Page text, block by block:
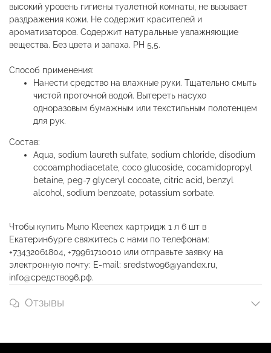
высокий уровень гигиены туалетной комнаты, не вызывает
раздражения кожи. Не содержит красителей и
ароматизаторов. Содержит натуральные увлажняющие
вещества. Без цвета и запаха. PH 5,5.
Способ применения:
Нанести средство на влажные руки. Тщательно смыть
чистой проточной водой. Вытереть насухо
одноразовым бумажным или текстильным полотенцем
для рук.
Состав:
Aqua, sodium laureth sulfate, sodium chloride, disodium
cocoamphodiacetate, coco glucoside, cocamidopropyl
betaine, peg-7 glyceryl cocoate, citric acid, benzyl
alcohol, sodium benzoate, potassium sorbate.
Чтобы купить Мыло Kleenex картридж 1 л 6 шт в
Екатеринбурге свяжитесь с нами по телефонам:
+73432061804, +79961710010 или отправьте заявку на
электронную почту: E-mail: sredstwo96@yandex.ru,
info@средство96.рф.
Отзывы